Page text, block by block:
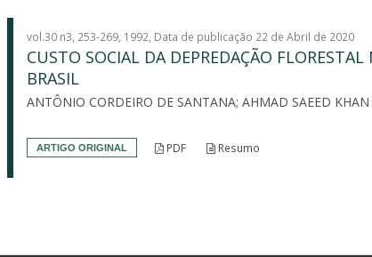
vol.30 n3, 253-269, 1992, Data de publicação 22 de Abril de 2020
CUSTO SOCIAL DA DEPREDAÇÃO
BRASIL
ANTÔNIO CORDEIRO DE SANTANA; AHMAD SAEED KHAN
ARTIGO ORIGINAL PDF Resumo